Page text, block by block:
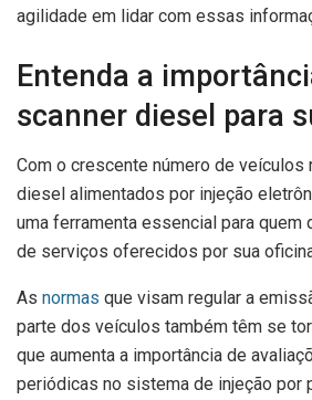
agilidade em lidar com essas
Entenda a
scanner diesel para
Com o crescente número de veículos
diesel alimentados por injeção
uma ferramenta essencial para quem
de serviços oferecidos por sua
As normas que visam regular a
parte dos veículos também têm se
que aumenta a importância de
periódicas no sistema de injeção por